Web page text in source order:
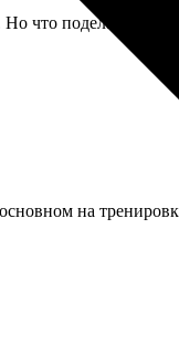
что поделать, в
на